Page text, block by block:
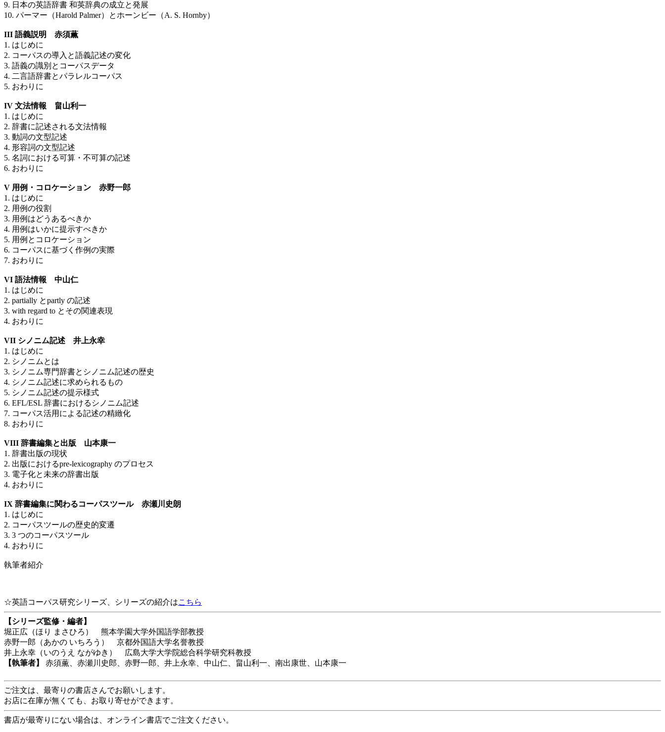
9. 日本の英語辞書 和英辞典の成立と発展
10. パーマー（Harold Palmer）とホーンビー（A. S. Hornby）
III 語義説明 赤須薫
1. はじめに
2. コーパスの導入と語義記述の変化
3. 語義の識別とコーパスデータ
4. 二言語辞書とパラレルコーパス
5. おわりに
IV 文法情報 畠山利一
1. はじめに
2. 辞書に記述される文法情報
3. 動詞の文型記述
4. 形容詞の文型記述
5. 名詞における可算・不可算の記述
6. おわりに
V 用例・コロケーション 赤野一郎
1. はじめに
2. 用例の役割
3. 用例はどうあるべきか
4. 用例はいかに提示すべきか
5. 用例とコロケーション
6. コーパスに基づく作例の実際
7. おわりに
VI 語法情報 中山仁
1. はじめに
2. partially とpartly の記述
3. with regard to とその関連表現
4. おわりに
VII シノニム記述 井上永幸
1. はじめに
2. シノニムとは
3. シノニム専門辞書とシノニム記述の歴史
4. シノニム記述に求められるもの
5. シノニム記述の提示様式
6. EFL/ESL 辞書におけるシノニム記述
7. コーパス活用による記述の精緻化
8. おわりに
VIII 辞書編集と出版 山本康一
1. 辞書出版の現状
2. 出版におけるpre-lexicography のプロセス
3. 電子化と未来の辞書出版
4. おわりに
IX 辞書編集に関わるコーパスツール 赤瀬川史朗
1. はじめに
2. コーパスツールの歴史的変遷
3. 3 つのコーパスツール
4. おわりに
執筆者紹介
☆英語コーパス研究シリーズ、シリーズの紹介はこちら
【シリーズ監修・編者】
堀正広（ほり まさひろ） 熊本学園大学外国語学部教授
赤野一郎（あかの いちろう） 京都外国語大学名誉教授
井上永幸（いのうえ ながゆき） 広島大学大学院総合科学研究科教授
【執筆者】
赤須薫、赤瀬川史郎、赤野一郎、井上永幸、中山仁、畠山利一、南出康世、山本康一
ご注文は、最寄りの書店さんでお願いします。
お店に在庫が無くても、お取り寄せができます。
書店が最寄りにない場合は、オンライン書店でご注文ください。